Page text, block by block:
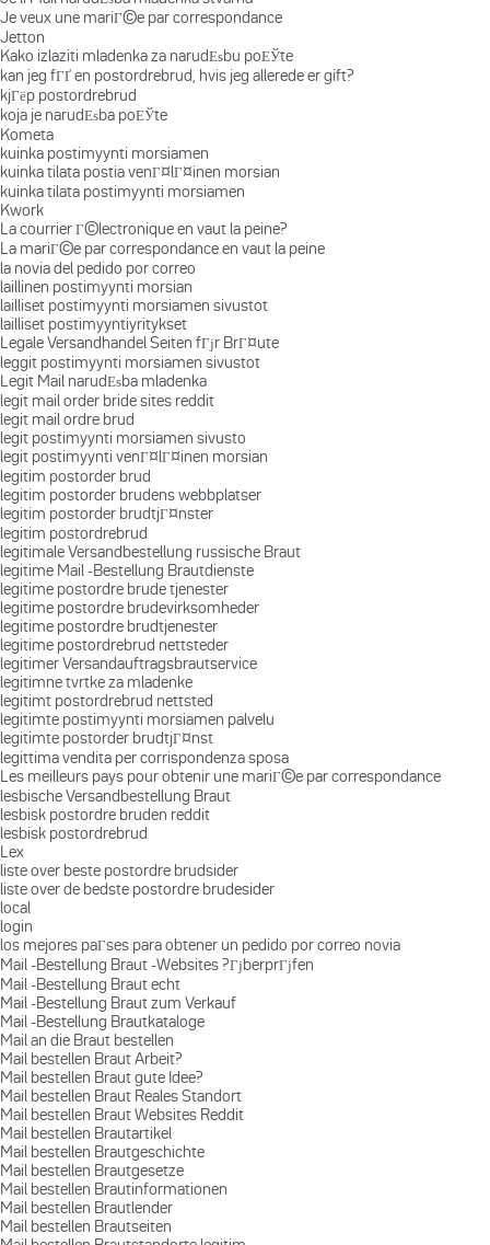
Je veux une mariГ©e par correspondance
Jetton
Kako izlaziti mladenka za narudЕѕbu poЕЎte
kan jeg fГҐ en postordrebrud, hvis jeg allerede er gift?
kjГёp postordrebrud
koja je narudЕѕba poЕЎte
Kometa
kuinka postimyynti morsiamen
kuinka tilata postia venГ¤lГ¤inen morsian
kuinka tilata postimyynti morsiamen
Kwork
La courrier Г©lectronique en vaut la peine?
La mariГ©e par correspondance en vaut la peine
la novia del pedido por correo
laillinen postimyynti morsian
lailliset postimyynti morsiamen sivustot
lailliset postimyyntiyritykset
Legale Versandhandel Seiten fГјr BrГ¤ute
leggit postimyynti morsiamen sivustot
Legit Mail narudЕѕba mladenka
legit mail order bride sites reddit
legit mail ordre brud
legit postimyynti morsiamen sivusto
legit postimyynti venГ¤lГ¤inen morsian
legitim postorder brud
legitim postorder brudens webbplatser
legitim postorder brudtjГ¤nster
legitim postordrebrud
legitimale Versandbestellung russische Braut
legitime Mail -Bestellung Brautdienste
legitime postordre brude tjenester
legitime postordre brudevirksomheder
legitime postordre brudtjenester
legitime postordrebrud nettsteder
legitimer Versandauftragsbrautservice
legitimne tvrtke za mladenke
legitimt postordrebrud nettsted
legitimte postimyynti morsiamen palvelu
legitimte postorder brudtjГ¤nst
legittima vendita per corrispondenza sposa
Les meilleurs pays pour obtenir une mariГ©e par correspondance
lesbische Versandbestellung Braut
lesbisk postordre bruden reddit
lesbisk postordrebrud
Lex
liste over beste postordre brudsider
liste over de bedste postordre brudesider
local
login
los mejores paГ­ses para obtener un pedido por correo novia
Mail -Bestellung Braut -Websites ?ГјberprГјfen
Mail -Bestellung Braut echt
Mail -Bestellung Braut zum Verkauf
Mail -Bestellung Brautkataloge
Mail an die Braut bestellen
Mail bestellen Braut Arbeit?
Mail bestellen Braut gute Idee?
Mail bestellen Braut Reales Standort
Mail bestellen Braut Websites Reddit
Mail bestellen Brautartikel
Mail bestellen Brautgeschichte
Mail bestellen Brautgesetze
Mail bestellen Brautinformationen
Mail bestellen Brautlender
Mail bestellen Brautseiten